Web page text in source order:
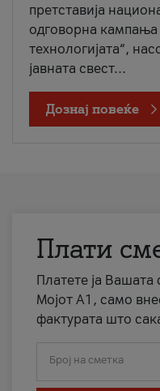
претставија
одговорна
технологијата“,
јавната свест...
Дознај повеќе
Плати
Платете ја Вашата
Мојот А1, само
фактурата што
Број на сметка